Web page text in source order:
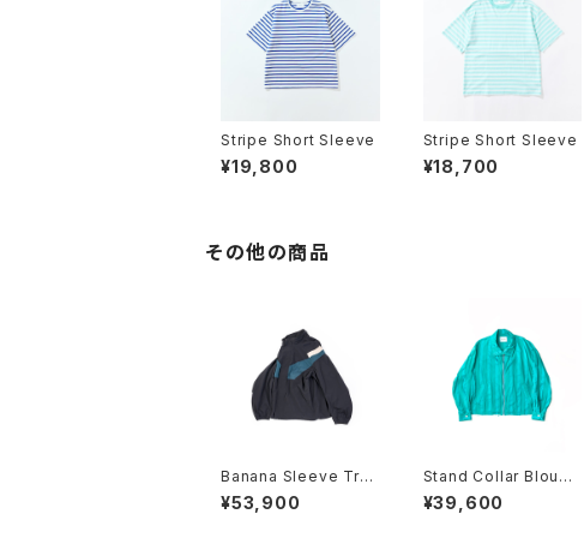
Stripe Short Sleeve
¥19,800
Stripe Short Sleeve
¥18,700
その他の商品
Banana Sleeve Trac
k Jacket
¥53,900
Stand Collar Blouso
n
¥39,600